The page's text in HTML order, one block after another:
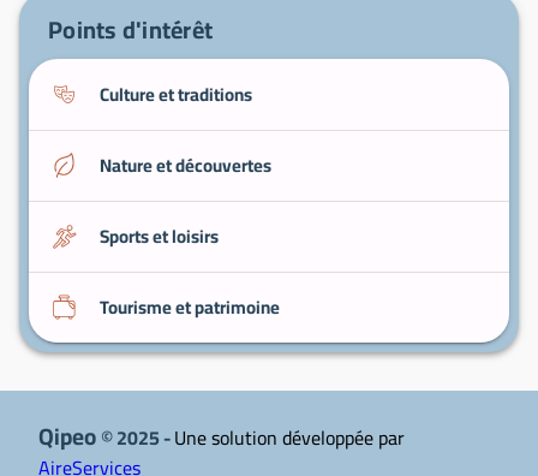
Points d'intérêt
Culture et traditions
Nature et découvertes
Sports et loisirs
Tourisme et patrimoine
Qipeo© 2025 -Une solution développée par
AireServices